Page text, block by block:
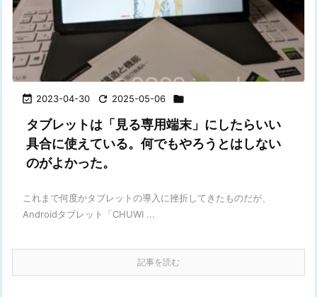
 2023-04-30  2025-05-06 
タブレットは「見る専用端末」にしたらいい
具合に使えている。何でもやろうとはしない
のがよかった。
これまで何度かタブレットの導入に挫折してきたものだが、
Androidタブレット「CHUWI ...
記事を読む